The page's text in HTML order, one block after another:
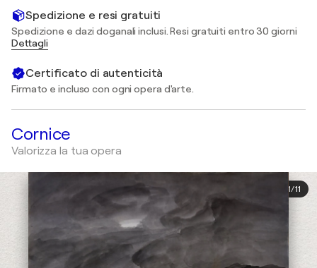
Spedizione e resi gratuiti
Spedizione e dazi doganali inclusi. Resi gratuiti entro 30 giorni
Dettagli
Certificato di autenticità
Firmato e incluso con ogni opera d'arte.
Cornice
Valorizza la tua opera
1/11